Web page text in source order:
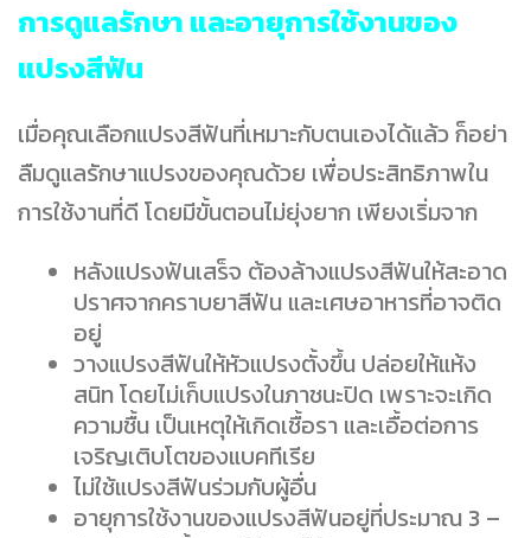
การดูแลรักษา และอายุการใช้งานของ
แปรงสีฟัน
เมื่อคุณเลือกแปรงสีฟันที่เหมาะกับตนเองได้แล้ว ก็อย่า
ลืมดูแลรักษาแปรงของคุณด้วย เพื่อประสิทธิภาพใน
การใช้งานที่ดี โดยมีขั้นตอนไม่ยุ่งยาก เพียงเริ่มจาก
หลังแปรงฟันเสร็จ ต้องล้างแปรงสีฟันให้สะอาด
ปราศจากคราบยาสีฟัน และเศษอาหารที่อาจติด
อยู่
วางแปรงสีฟันให้หัวแปรงตั้งขึ้น ปล่อยให้แห้ง
สนิท โดยไม่เก็บแปรงในภาชนะปิด เพราะจะเกิด
ความชื้น เป็นเหตุให้เกิดเชื้อรา และเอื้อต่อการ
เจริญเติบโตของแบคทีเรีย
ไม่ใช้แปรงสีฟันร่วมกับผู้อื่น
อายุการใช้งานของแปรงสีฟันอยู่ที่ประมาณ 3 –